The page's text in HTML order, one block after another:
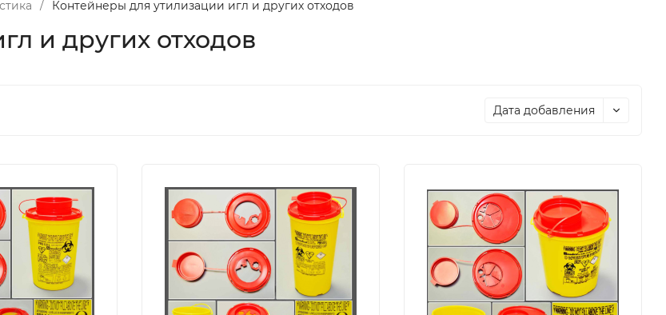
/ Контейнеры для утилизации игл и других отходов
и других отходов
Дата добавления